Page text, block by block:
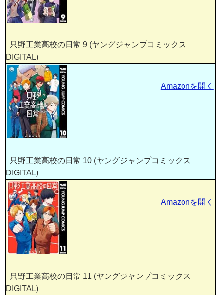
只野工業高校の日常 9 (ヤングジャンプコミックス
DIGITAL)
只野工業高校の日常 10 (ヤングジャンプコミックス
DIGITAL)
Amazonを開く
只野工業高校の日常 11 (ヤングジャンプコミックス
DIGITAL)
Amazonを開く